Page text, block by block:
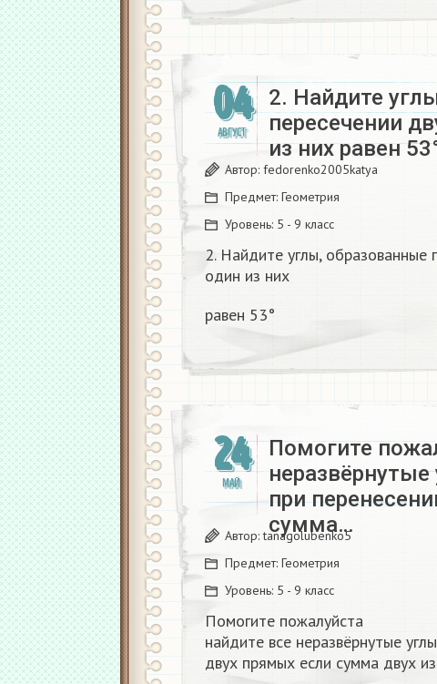
04
АВГУСТ
2. Найдите
пересечении
из них равен
Автор: fedorenko2005katya
Предмет: Геометрия
Уровень: 5 - 9 класс
2. Найдите углы, образованные
один из них
равен 53°
24
МАЙ
Помогите
при
сумма…
Автор:tanagolubenko5
Предмет: Геометрия
Уровень: 5 - 9 класс
Помогите пожалуйста
найдите все неразвёрнутые
двух прямых если сумма двух